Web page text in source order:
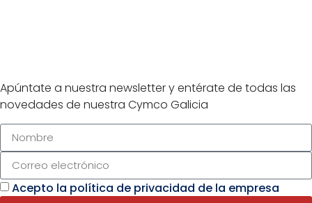
Apúntate a nuestra newsletter y entérate de todas las
novedades de nuestra Cymco Galicia
Acepto la política de privacidad de la empresa